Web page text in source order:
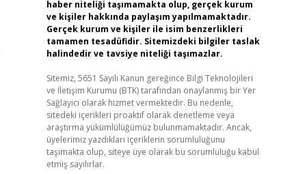
haber niteliği taşımamakta olup, gerçek kurum
ve kişiler hakkında paylaşım yapılmamaktadır.
Gerçek kurum ve kişiler ile isim benzerlikleri
tamamen tesadüfidir. Sitemizdeki bilgiler taslak
halindedir ve tavsiye niteliği taşımazlar.
Sitemiz, 5651 Sayılı Kanun gereğince Bilgi Teknolojileri
ve İletişim Kurumu (BTK) tarafından onaylanmış bir Yer
Sağlayıcı olarak hizmet vermektedir. Bu nedenle,
sitedeki içerikleri proaktif olarak denetleme veya
araştırma yükümlülüğümüz bulunmamaktadır. Ancak,
üyelerimiz yazdıkları içeriklerin sorumluluğunu
taşımakta olup, siteye üye olarak bu sorumluluğu kabul
etmiş sayılırlar.